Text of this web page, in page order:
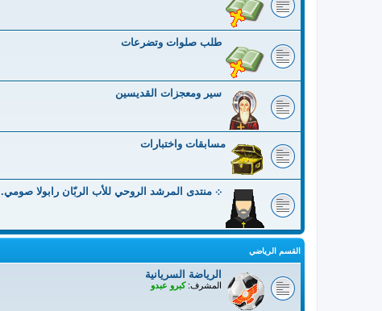
طلب صلوات وتضرعات
سير ومعجزات القديسين
مسابقات واختبارات
܀ منتدى المرشد الروحي للأب الربّان رابولا صومي.
القسم الرياضي
الرياضة السريانية
المشرف: كبرو عبدو